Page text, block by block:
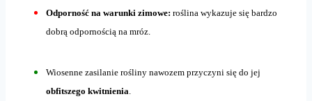
Odporność na warunki zimowe: roślina wykazuje się bardzo
dobrą odpornością na mróz.
Wiosenne zasilanie rośliny nawozem przyczyni się do jej
obfitszego kwitnienia